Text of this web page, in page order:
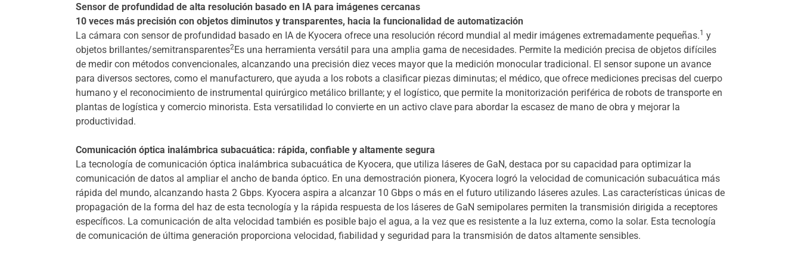
Sensor de profundidad de alta resolución basado en IA para imágenes cercanas
10 veces más precisión con objetos diminutos y transparentes, hacia la funcionalidad de automatización
La cámara con sensor de profundidad basado en IA de Kyocera ofrece una resolución récord mundial al medir imágenes extremadamente pequeñas.1 y
objetos brillantes/semitransparentes2Es una herramienta versátil para una amplia gama de necesidades. Permite la medición precisa de objetos difíciles
de medir con métodos convencionales, alcanzando una precisión diez veces mayor que la medición monocular tradicional. El sensor supone un avance
para diversos sectores, como el manufacturero, que ayuda a los robots a clasificar piezas diminutas; el médico, que ofrece mediciones precisas del cuerpo
humano y el reconocimiento de instrumental quirúrgico metálico brillante; y el logístico, que permite la monitorización periférica de robots de transporte en
plantas de logística y comercio minorista. Esta versatilidad lo convierte en un activo clave para abordar la escasez de mano de obra y mejorar la
productividad.
Comunicación óptica inalámbrica subacuática: rápida, confiable y altamente segura
La tecnología de comunicación óptica inalámbrica subacuática de Kyocera, que utiliza láseres de GaN, destaca por su capacidad para optimizar la
comunicación de datos al ampliar el ancho de banda óptico. En una demostración pionera, Kyocera logró la velocidad de comunicación subacuática más
rápida del mundo, alcanzando hasta 2 Gbps. Kyocera aspira a alcanzar 10 Gbps o más en el futuro utilizando láseres azules. Las características únicas de
propagación de la forma del haz de esta tecnología y la rápida respuesta de los láseres de GaN semipolares permiten la transmisión dirigida a receptores
específicos. La comunicación de alta velocidad también es posible bajo el agua, a la vez que es resistente a la luz externa, como la solar. Esta tecnología
de comunicación de última generación proporciona velocidad, fiabilidad y seguridad para la transmisión de datos altamente sensibles.